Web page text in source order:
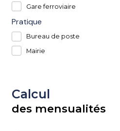
Gare ferroviaire
Pratique
Bureau de poste
Mairie
Calcul
des mensualités